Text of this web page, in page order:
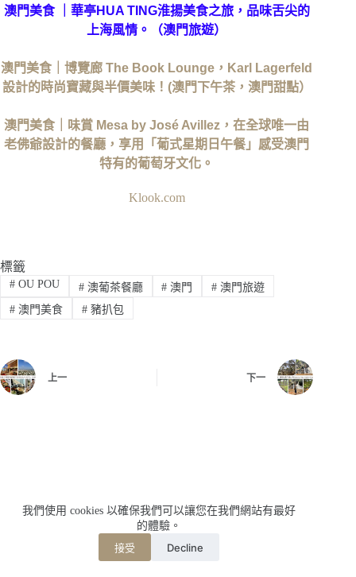
我們使用 cookies 以確保我們可以讓您在我們網站有最好
的體驗。
接受 Decline
澳門美食 ｜華亭HUA TING淮揚美食之旅，品味舌尖的
上海風情。（澳門旅遊）
澳門美食｜博覽廊 The Book Lounge，Karl Lagerfeld
設計的時尚寶藏與半價美味！(澳門下午茶，澳門甜點）
澳門美食｜味賞 Mesa by José Avillez，在全球唯一由
老佛爺設計的餐廳，享用「葡式星期日午餐」感受澳門
特有的葡萄牙文化。
Klook.com
標籤
#OU POU #澳葡茶餐廳 # 澳門 # 澳門旅遊
#澳門美食 #豬扒包
上一 下一